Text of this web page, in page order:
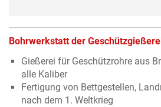
Bohrwerkstatt der
Gießerei für Geschützrohre aus
alle Kaliber
Fertigung von Bettgestellen,
nach dem 1. Weltkrieg